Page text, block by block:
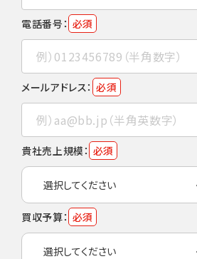
電話番号： 必須
メールアドレス： 必須
貴社売上規模： 必須
買収予算： 必須